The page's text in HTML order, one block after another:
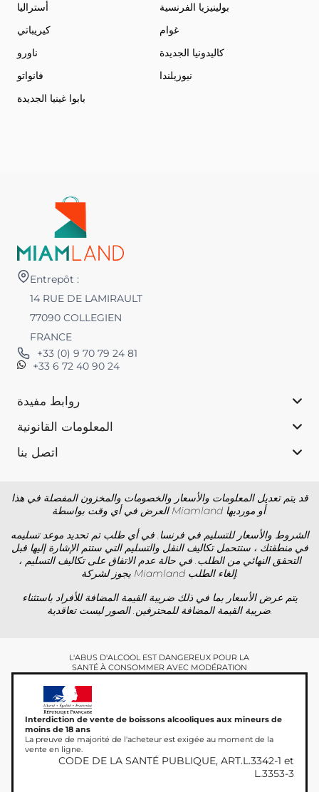
أستراليا
بولينيزيا الفرنسية
كيريباتي
غوام
ناورو
كاليدونيا الجديدة
فانواتو
نيوزيلندا
بابوا غينيا الجديدة
Entrepôt :
14 RUE DE LAMIRAULT
77090 COLLEGIEN
FRANCE
+33 (0) 9 70 79 24 81
+33 6 72 40 90 24
روابط مفيدة
المعلومات القانونية
اتصل بنا
قد يتم تعديل المعلومات والأسعار والخصومات والمخزون المفصلة في هذا
العرض في أي وقت بواسطة Miamland أو مورديها.
الشروط والأسعار للتسليم في فرنسا. في أي طلب تم تحديد موعد تسليمه
في منطقتك ، ستتحمل تكاليف النقل والتسليم التي ستتم الإشارة إليها قبل
التحقق النهائي من الطلب. في حالة عدم الاتفاق على تكاليف التسليم ،
يجوز لشركة Miamland إلغاء الطلب.
يتم عرض الأسعار بما في ذلك ضريبة القيمة المضافة للأفراد باستثناء
ضريبة القيمة المضافة للمحترفين. الصور ليست تعاقدية.
L'ABUS D'ALCOOL EST DANGEREUX POUR LA
SANTÉ À CONSOMMER AVEC MODÉRATION
Interdiction de vente de boissons alcooliques aux mineurs de
moins de 18 ans
La preuve de majorité de l'acheteur est exigée au moment de la
vente en ligne.
CODE DE LA SANTÉ PUBLIQUE, ART.L.3342-1 et
L.3353-3